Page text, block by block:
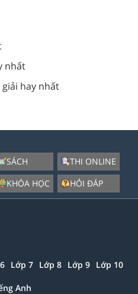
nhất
giải hay nhất
SÁCH
KHÓA HỌC
THI ONLINE
HỎI ĐÁP
Lớp 7 Lớp 8 Lớp 9 Lớp 10
Anh